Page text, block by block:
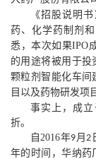
《招股说明书
药、化学药制剂
悉，本次如果IPO
的用途将被用于投
颗粒剂智能化车间
目以及药物研发项
事实上，成立
折。
自2016年9月2
年的时间，华纳药